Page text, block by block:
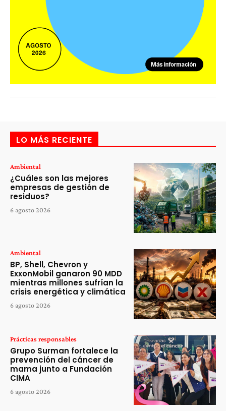
LO MÁS RECIENTE
Ambiental
¿Cuáles son las mejores
empresas de gestión de
residuos?
6 agosto 2026
Ambiental
BP, Shell, Chevron y
ExxonMobil ganaron 90 MDD
mientras millones sufrían la
crisis energética y climática
6 agosto 2026
Prácticas responsables
Grupo Surman fortalece la
prevención del cáncer de
mama junto a Fundación
CIMA
6 agosto 2026